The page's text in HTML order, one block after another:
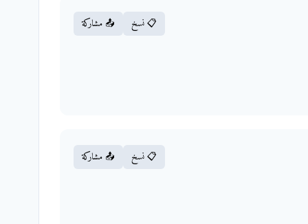
📋 نسخ 📤 مشاركة
📋 نسخ 📤 مشاركة